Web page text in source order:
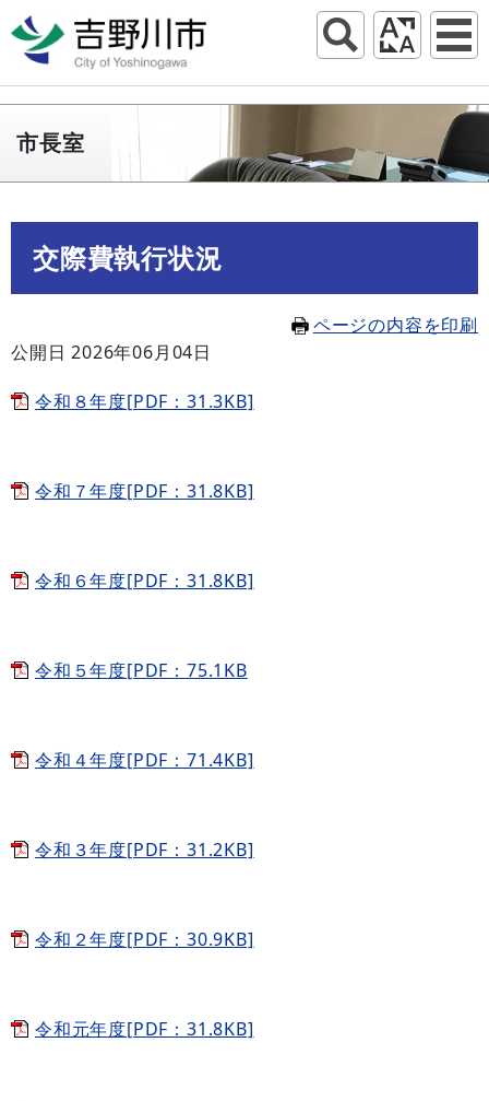
市長室
交際費執行状況
ページの内容を印刷
公開日 2026年06月04日
令和８年度[PDF：31.3KB]
令和７年度[PDF：31.8KB]
令和６年度[PDF：31.8KB]
令和５年度[PDF：75.1KB
令和４年度[PDF：71.4KB]
令和３年度[PDF：31.2KB]
令和２年度[PDF：30.9KB]
令和元年度[PDF：31.8KB]